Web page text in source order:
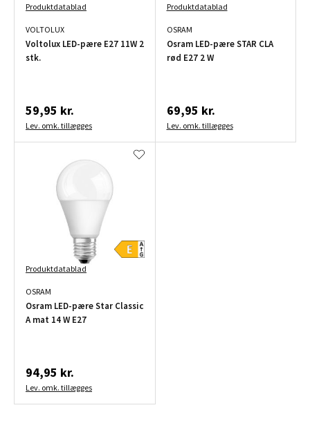
Produktdatablad
VOLTOLUX
Voltolux LED-pære E27 11W 2
stk.
59,95 kr.
Lev. omk. tillægges
Produktdatablad
OSRAM
Osram LED-pære STAR CLA
rød E27 2 W
69,95 kr.
Lev. omk. tillægges
Produktdatablad
OSRAM
Osram LED-pære Star Classic
A mat 14 W E27
94,95 kr.
Lev. omk. tillægges